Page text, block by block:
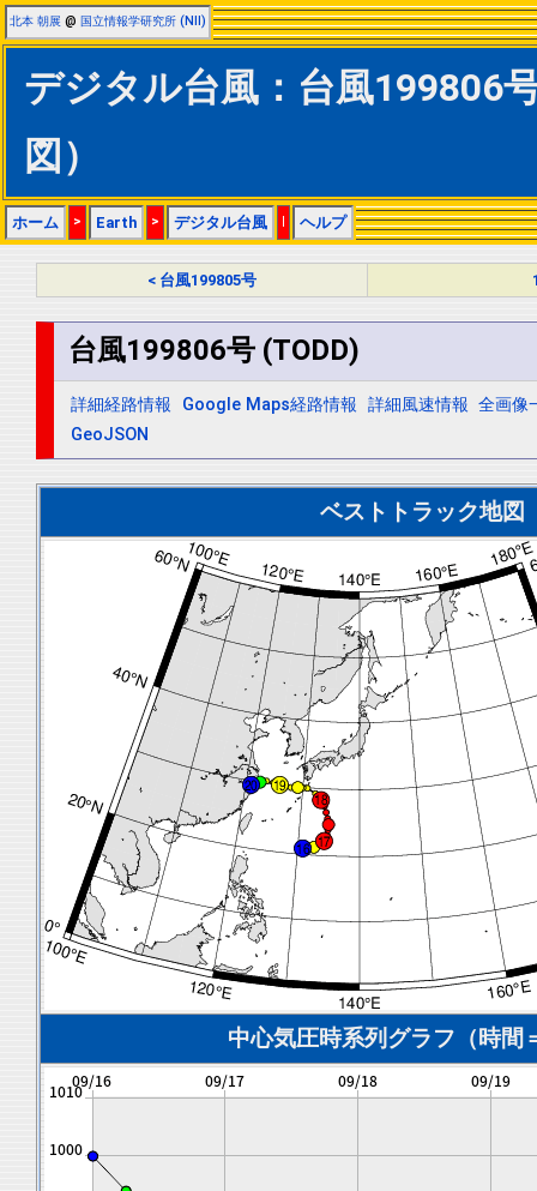
北本 朝展 @ 国立情報学研究所 (NII)
デジタル台風：台風199806
図）
ホーム > Earth > デジタル台風 | ヘルプ
< 台風199805号
台風199806号 (TODD)
詳細経路情報 Google Maps経路情報 詳細風速情報 全画像
GeoJSON
ベストトラック地図
中心気圧時系列グラフ（時間